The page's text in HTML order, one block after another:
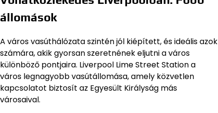
állomások
A város vasúthálózata szintén jól kiépített, és ideális azok
számára, akik gyorsan szeretnének eljutni a város
különböző pontjaira. Liverpool Lime Street Station a
város legnagyobb vasútállomása, amely közvetlen
kapcsolatot biztosít az Egyesült Királyság más
városaival.